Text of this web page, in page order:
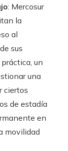
: Mercosur
la
al
sus
un
una
ciertos
de estadía
en
movilidad